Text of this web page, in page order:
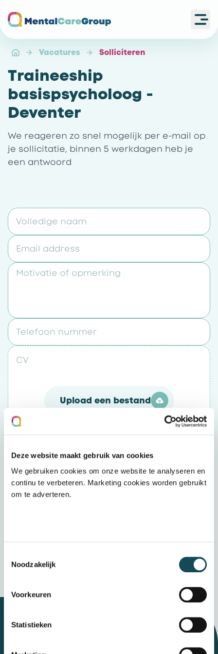
Deze website maakt gebruik van cookies
We gebruiken cookies om onze website te analyseren en
continu te verbeteren. Marketing cookies worden gebruikt
om te adverteren.
Noodzakelijk
Voorkeuren
Statistieken
Vacatures Solliciteren
Traineeship
basispsycholoog -
Deventer
We reageren zo snel mogelijk per e-mail op
je sollicitatie, binnen 5 werkdagen heb je
een antwoord
Volledige naam
Email address
Motivatie of opmerking
Telefoon nummer
CV
Upload een bestand
Wij ontvangen graag jouw (voorlopige)
cijferlijst
Upload een bestand
Verzenden
Wij bewaren uw gegevens veilig